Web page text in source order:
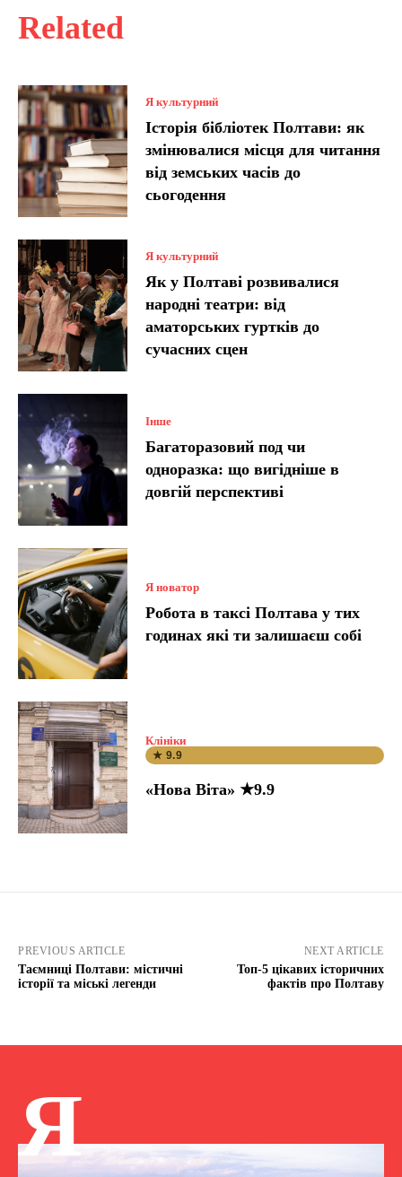
Related
Я культурний
Історія бібліотек Полтави: як
змінювалися місця для читання
від земських часів до
сьогодення
Я культурний
Як у Полтаві розвивалися
народні театри: від
аматорських гуртків до
сучасних сцен
Інше
Багаторазовий под чи
одноразка: що вигідніше в
довгій перспективі
Я новатор
Робота в таксі Полтава у тих
годинах які ти залишаєш собі
Клініки
★ 9.9
«Нова Віта» ★9.9
PREVIOUS ARTICLE
Таємниці Полтави: містичні
історії та міські легенди
NEXT ARTICLE
Топ-5 цікавих історичних
фактів про Полтаву
Я